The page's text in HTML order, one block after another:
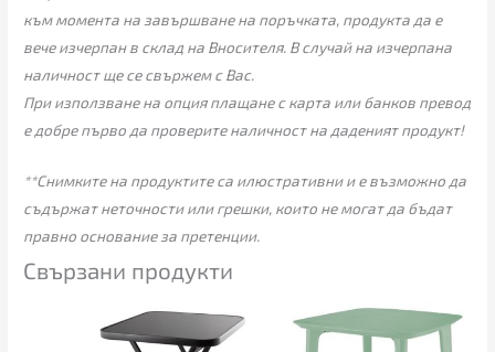
към момента на завършване на поръчката, продукта да е
вече изчерпан в склад на Вносителя. В случай на изчерпана
наличност ще се свържем с Вас.
При използване на опция плащане с карта или банков превод
е добре първо да проверите наличност на даденият продукт!
**Снимките на продуктите са илюстративни и е възможно да
съдържат неточности или грешки, които не могат да бъдат
правно основание за претенции.
Свързани продукти